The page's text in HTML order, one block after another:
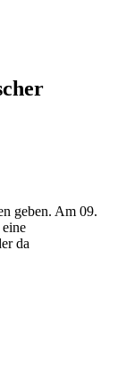
geben. Am 09.
da